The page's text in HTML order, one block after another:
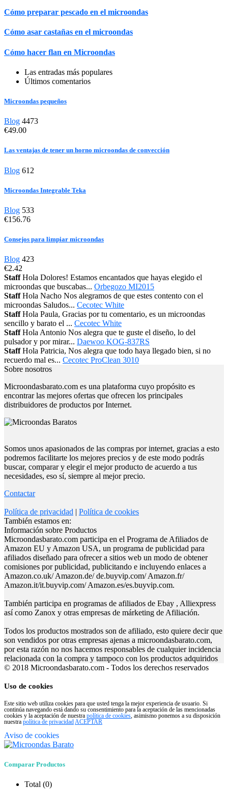
Cómo preparar pescado en el microondas
Cómo asar castañas en el microondas
Cómo hacer flan en Microondas
Las entradas más populares
Últimos comentarios
Microondas pequeños
Blog 4473
€49.00
Las ventajas de tener un horno microondas de convección
Blog 612
Microondas Integrable Teka
Blog 533
€156.76
Consejos para limpiar microondas
Blog 423
€2.42
StaffHola Dolores! Estamos encantados que hayas elegido el
microondas que buscabas... Orbegozo MI2015
StaffHola Nacho Nos alegramos de que estes contento con el
microondas Saludos... Cecotec White
StaffHola Paula, Gracias por tu comentario, es un microondas
sencillo y barato el ... Cecotec White
StaffHola Antonio Nos alegra que te guste el diseño, lo del
pulsador y por mirar... Daewoo KOG-837RS
StaffHola Patricia, Nos alegra que todo haya llegado bien, si no
recuerdo mal es... Cecotec ProClean 3010
Sobre nosotros
Microondasbarato.com es una plataforma cuyo propósito es
encontrar las mejores ofertas que ofrecen los principales
distribuidores de productos por Internet.
Somos unos apasionados de las compras por internet, gracias a esto
podremos facilitarte los mejores precios y de este modo podrás
buscar, comparar y elegir el mejor producto de acuerdo a tus
necesidades, eso sí, siempre al mejor precio.
Contactar
Política de privacidad | Política de cookies
También estamos en:
Información sobre Productos
Microondasbarato.com participa en el Programa de Afiliados de
Amazon EU y Amazon USA, un programa de publicidad para
afiliados diseñado para ofrecer a sitios web un modo de obtener
comisiones por publicidad, publicitando e incluyendo enlaces a
Amazon.co.uk/ Amazon.de/ de.buyvip.com/ Amazon.fr/
Amazon.it/it.buyvip.com/ Amazon.es/es.buyvip.com.
También participa en programas de afiliados de Ebay , Alliexpress
así como Zanox y otras empresas de márketing de Afiliación.
Todos los productos mostrados son de afiliado, esto quiere decir que
son vendidos por otras empresas ajenas a microondasbarato.com,
por esta razón no nos hacemos responsables de cualquier incidencia
relacionada con la compra y tampoco con los productos adquiridos
© 2018 Microondasbarato.com - Todos los derechos reservados
Uso de cookies
Este sitio web utiliza cookies para que usted tenga la mejor experiencia de usuario. Si
continúa navegando está dando su consentimiento para la aceptación de las mencionadas
cookies y la aceptación de nuestra política de cookies, asimismo ponemos a su disposición
nuestra política de privacidadACEPTAR
Aviso de cookies
Comparar Productos
Total (0)